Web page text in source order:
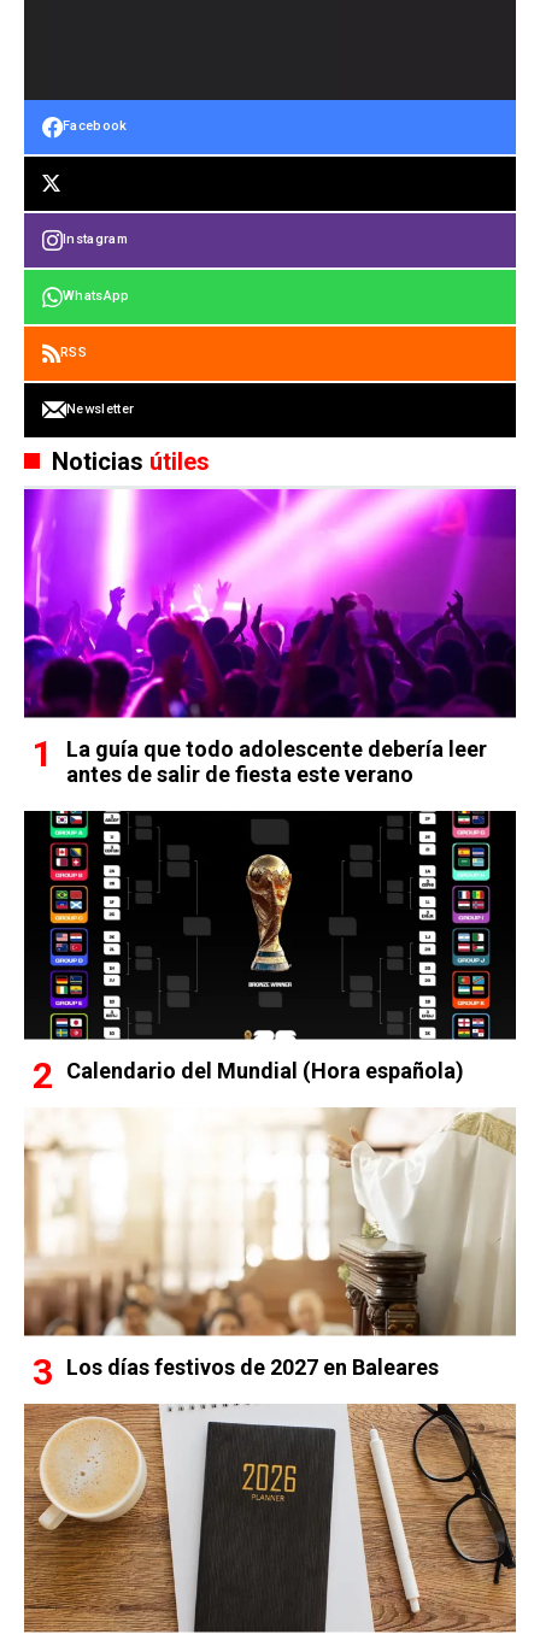
Facebook
Instagram
WhatsApp
RSS
Newsletter
Noticias útiles
La guía que todo adolescente debería leer
antes de salir de fiesta este verano
Calendario del Mundial (Hora española)
Los días festivos de 2027 en Baleares